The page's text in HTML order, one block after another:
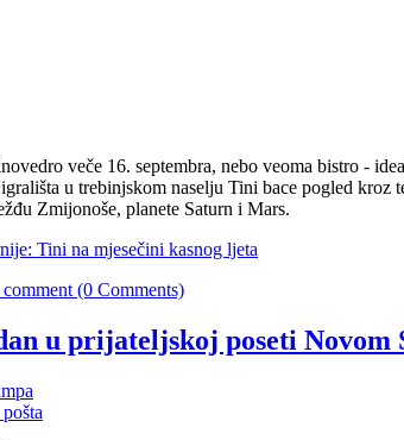
veče 16. septembra, nebo veoma bistro -
igrališta u trebinjskom naselju Tini bace pogled
Zmijonoše, planete Saturn i Mars.
Tini na mjesečini kasnog ljeta
(0 Comments)
u prijateljskoj poseti Novom